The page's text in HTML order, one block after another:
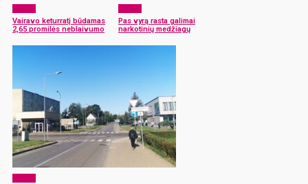
Vairavo keturratį būdamas
2,65 promilės neblaivumo
Pas vyrą rasta galimai
narkotinių medžiagų